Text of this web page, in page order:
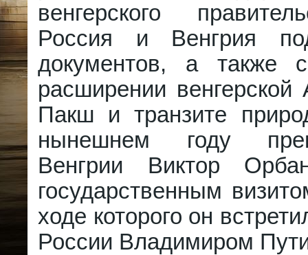
венгерского
Россия и Венгрия
документов, а также
расширении
Пакш и транзите
нынешнем году
Венгрии Виктор
государственным
ходе которого он
России Владимиром